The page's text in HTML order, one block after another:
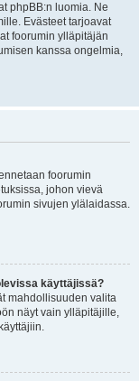
phpBB:n luomia. Ne
Evästeet tarjoavat
foorumin ylläpitäjän
kanssa ongelmia,
foorumin
johon vievä
sivujen ylälaidassa.
käyttäjissä?
mahdollisuuden valita
näyt vain ylläpitäjille,